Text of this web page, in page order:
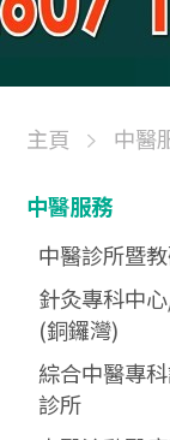
主頁 中醫
中醫服務
中醫診所暨
針灸專科中
(銅鑼灣)
綜合中醫專
診所